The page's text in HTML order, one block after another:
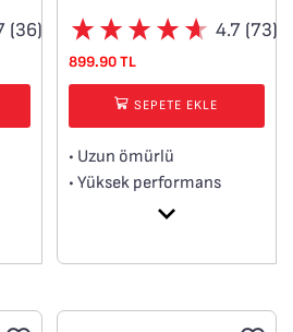
(36) 4.7 (73)
899.90 TL
SEPETE EKLE
• Uzun ömürlü
• Yüksek performans
• Küçük parçaların kesimi